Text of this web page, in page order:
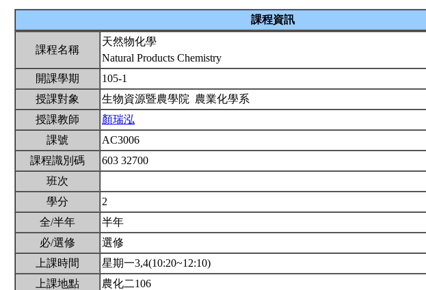
課程資訊
課程名稱
天然物化學
Natural Products Chemistry
開課學期
105-1
授課對象
生物資源暨農學院 農業化學系
授課教師
顏瑞泓
課號
AC3006
課程識別碼
603 32700
班次
學分
2
全/半年
半年
必/選修
選修
上課時間
星期一3,4(10:20~12:10)
上課地點
農化二106